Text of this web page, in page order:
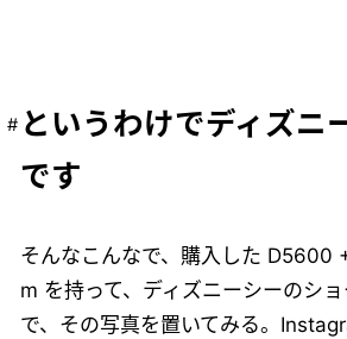
というわけでディズニ
です
そんなこんなで、購入した
m を持って、ディズニーシーのシ
で、その写真を置いてみる。